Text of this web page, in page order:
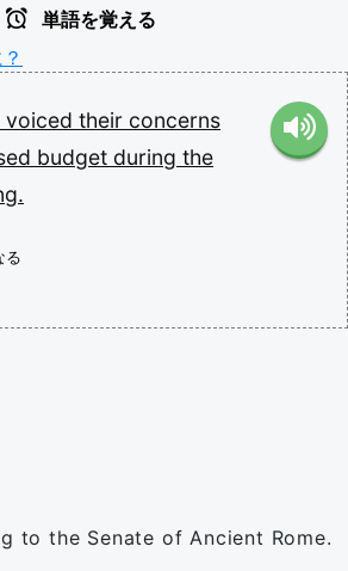
単語を覚える
voiced their concerns
budget during the
る
to the Senate of Ancient Rome.